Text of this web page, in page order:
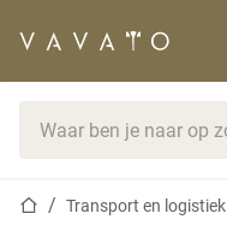
StartpaginaTransport en logistiek